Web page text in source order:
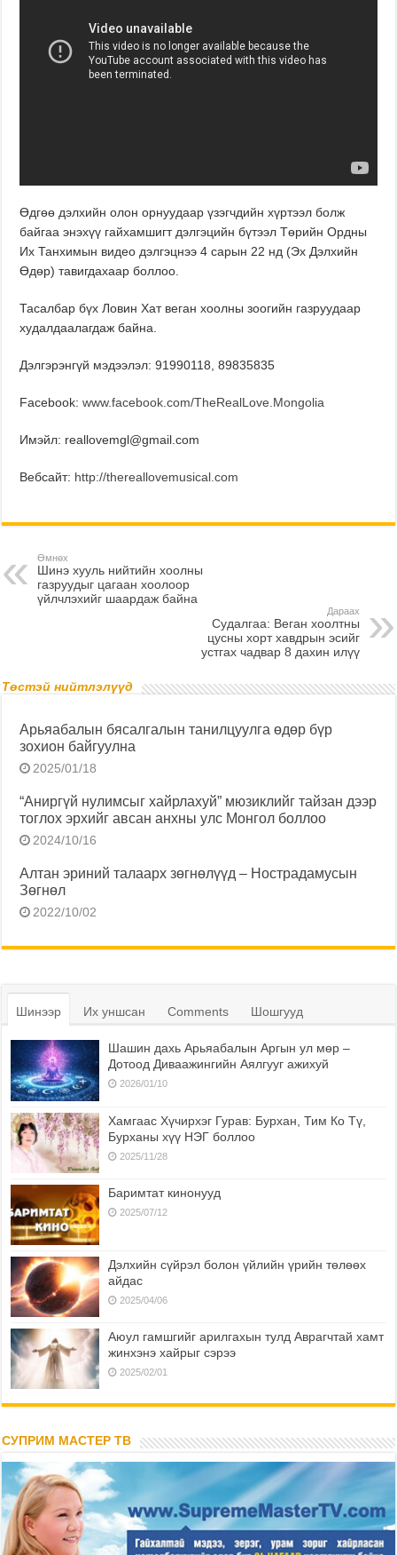
Өдгөө дэлхийн олон орнуудаар үзэгчдийн хүртээл болж
байгаа энэхүү гайхамшигт дэлгэцийн бүтээл Төрийн Ордны
Их Танхимын видео дэлгэцнээ 4 сарын 22 нд (Эх Дэлхийн
Өдөр) тавигдахаар боллоо.
Тасалбар бүх Ловин Хат веган хоолны зоогийн газруудаар
худалдаалагдаж байна.
Дэлгэрэнгүй мэдээлэл: 91990118, 89835835
Facebook:www.facebook.com/TheRealLove.Mongolia
Имэйл: reallovemgl@gmail.com
Вебсайт: http://thereallovemusical.com
Өмнөх
Шинэ хууль нийтийн хоолны
газруудыг цагаан хоолоор
үйлчлэхийг шаардаж байна
Дараах
Судалгаа: Веган хоолтны
цусны хорт хавдрын эсийг
устгах чадвар 8 дахин илүү
Төстэй нийтлэлүүд
Арьяабалын бясалгалын танилцуулга өдөр бүр
зохион байгуулна
2025/01/18
“Аниргүй нулимсыг хайрлахуй” мюзиклийг тайзан дээр
тоглох эрхийг авсан анхны улс Монгол боллоо
2024/10/16
Алтан эриний талаарх зөгнөлүүд – Нострадамусын
Зөгнөл
2022/10/02
Шинээр Их уншсан Comments Шошгууд
Шашин дахь Арьяабалын Аргын ул мөр –
Дотоод Диваажингийн Аялгууг ажихуй
2026/01/10
Хамгаас Хүчирхэг Гурав: Бурхан, Тим Ко Тү,
Бурханы хүү НЭГ боллоо
2025/11/28
Баримтат кинонууд
2025/07/12
Дэлхийн сүйрэл болон үйлийн үрийн төлөөх
айдас
2025/04/06
Аюул гамшгийг арилгахын тулд Аврагчтай хамт
жинхэнэ хайрыг сэрээ
2025/02/01
СУПРИМ МАСТЕР ТВ